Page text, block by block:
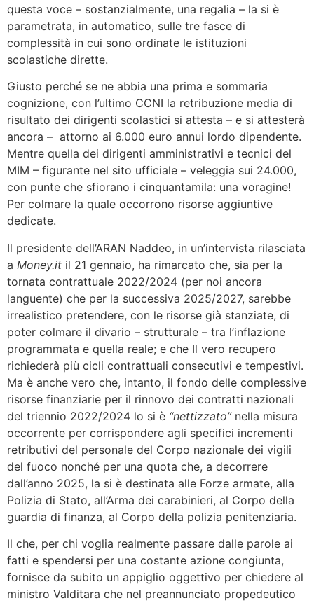
questa voce – sostanzialmente, una regalia – la si è
parametrata, in automatico, sulle tre fasce di
complessità in cui sono ordinate le istituzioni
scolastiche dirette.
Giusto perché se ne abbia una prima e sommaria
cognizione, con l’ultimo CCNI la retribuzione media di
risultato dei dirigenti scolastici si attesta – e si attesterà
ancora – attorno ai 6.000 euro annui lordo dipendente.
Mentre quella dei dirigenti amministrativi e tecnici del
MIM – figurante nel sito ufficiale – veleggia sui 24.000,
con punte che sfiorano i cinquantamila: una voragine!
Per colmare la quale occorrono risorse aggiuntive
dedicate.
Il presidente dell’ARAN Naddeo, in un’intervista rilasciata
a Money.it il 21 gennaio, ha rimarcato che, sia per la
tornata contrattuale 2022/2024 (per noi ancora
languente) che per la successiva 2025/2027, sarebbe
irrealistico pretendere, con le risorse già stanziate, di
poter colmare il divario – strutturale – tra l’inflazione
programmata e quella reale; e che Il vero recupero
richiederà più cicli contrattuali consecutivi e tempestivi.
Ma è anche vero che, intanto, il fondo delle complessive
risorse finanziarie per il rinnovo dei contratti nazionali
del triennio 2022/2024 lo si è “nettizzato”nella misura
occorrente per corrispondere agli specifici incrementi
retributivi del personale del Corpo nazionale dei vigili
del fuoco nonché per una quota che, a decorrere
dall’anno 2025, la si è destinata alle Forze armate, alla
Polizia di Stato, all’Arma dei carabinieri, al Corpo della
guardia di finanza, al Corpo della polizia penitenziaria.
Il che, per chi voglia realmente passare dalle parole ai
fatti e spendersi per una costante azione congiunta,
fornisce da subito un appiglio oggettivo per chiedere al
ministro Valditara che nel preannunciato propedeutico